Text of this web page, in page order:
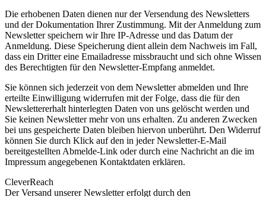
Die erhobenen Daten dienen nur der Versendung des Newsletters
und der Dokumentation Ihrer Zustimmung. Mit der Anmeldung zum
Newsletter speichern wir Ihre IP-Adresse und das Datum der
Anmeldung. Diese Speicherung dient allein dem Nachweis im Fall,
dass ein Dritter eine Emailadresse missbraucht und sich ohne Wissen
des Berechtigten für den Newsletter-Empfang anmeldet.
Sie können sich jederzeit von dem Newsletter abmelden und Ihre
erteilte Einwilligung widerrufen mit der Folge, dass die für den
Newslettererhalt hinterlegten Daten von uns gelöscht werden und
Sie keinen Newsletter mehr von uns erhalten. Zu anderen Zwecken
bei uns gespeicherte Daten bleiben hiervon unberührt. Den Widerruf
können Sie durch Klick auf den in jeder Newsletter-E-Mail
bereitgestellten Abmelde-Link oder durch eine Nachricht an die im
Impressum angegebenen Kontaktdaten erklären.
CleverReach
Der Versand unserer Newsletter erfolgt durch den